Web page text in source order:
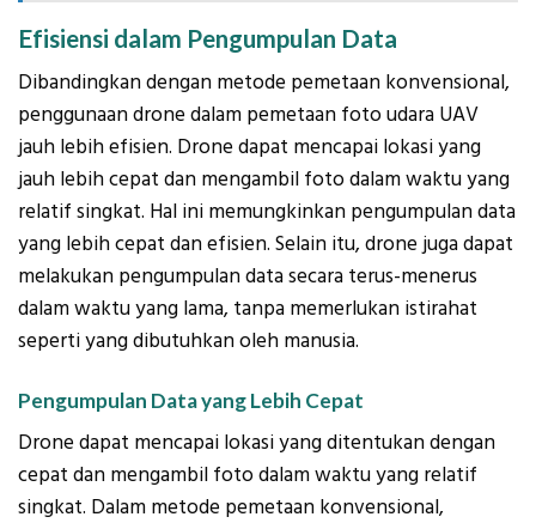
Efisiensi dalam Pengumpulan Data
Dibandingkan dengan metode pemetaan konvensional,
penggunaan drone dalam pemetaan foto udara UAV
jauh lebih efisien. Drone dapat mencapai lokasi yang
jauh lebih cepat dan mengambil foto dalam waktu yang
relatif singkat. Hal ini memungkinkan pengumpulan data
yang lebih cepat dan efisien. Selain itu, drone juga dapat
melakukan pengumpulan data secara terus-menerus
dalam waktu yang lama, tanpa memerlukan istirahat
seperti yang dibutuhkan oleh manusia.
Pengumpulan Data yang Lebih Cepat
Drone dapat mencapai lokasi yang ditentukan dengan
cepat dan mengambil foto dalam waktu yang relatif
singkat. Dalam metode pemetaan konvensional,